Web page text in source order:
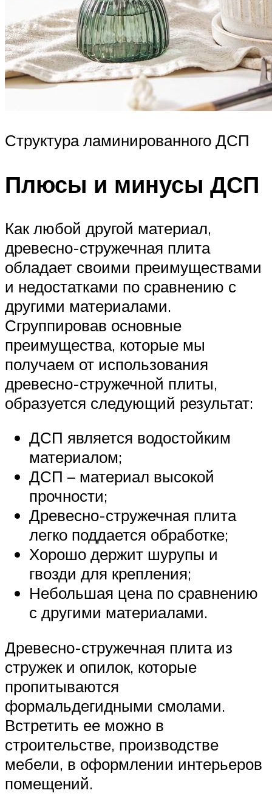
Структура ламинированного ДСП
Плюсы и минусы ДСП
Как любой другой материал,
древесно-стружечная плита
обладает своими преимуществами
и недостатками по сравнению с
другими материалами.
Сгруппировав основные
преимущества, которые мы
получаем от использования
древесно-стружечной плиты,
образуется следующий результат:
ДСП является водостойким
материалом;
ДСП – материал высокой
прочности;
Древесно-стружечная плита
легко поддается обработке;
Хорошо держит шурупы и
гвозди для крепления;
Небольшая цена по сравнению
с другими материалами.
Древесно-стружечная плита из
стружек и опилок, которые
пропитываются
формальдегидными смолами.
Встретить ее можно в
строительстве, производстве
мебели, в оформлении интерьеров
помещений.